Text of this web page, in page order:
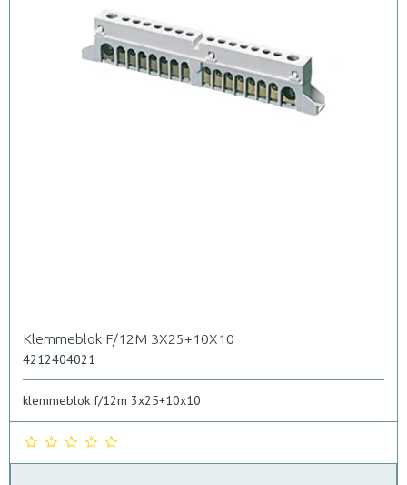
Klemmeblok F/12M 3X25+10X10
4212404021
klemmeblok f/12m 3x25+10x10